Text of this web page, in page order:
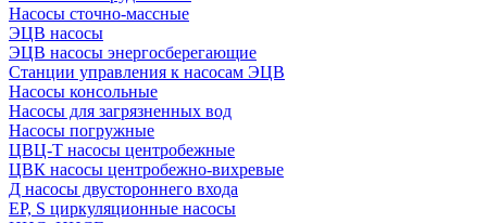
Насосы сточно-массные
ЭЦВ насосы
ЭЦВ насосы энергосберегающие
Станции управления к насосам ЭЦВ
Насосы консольные
Насосы для загрязненных вод
Насосы погружные
ЦВЦ-Т насосы центробежные
ЦВК насосы центробежно-вихревые
Д насосы двустороннего входа
EP, S циркуляционные насосы